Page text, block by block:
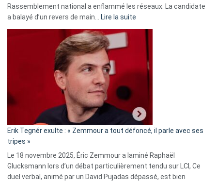
Rassemblement national a enflammé les réseaux. La candidate
a balayé d’un revers de main… Lire la suite
d’alliance
secrète
«
C’est
fake
news
»
Erik Tegnér exulte : « Zemmour a tout défoncé, il parle avec ses
tripes »
Le 18 novembre 2025, Éric Zemmour a laminé Raphaël
Glucksmann lors d’un débat particulièrement tendu sur LCI, Ce
duel verbal, animé par un David Pujadas dépassé, est bien